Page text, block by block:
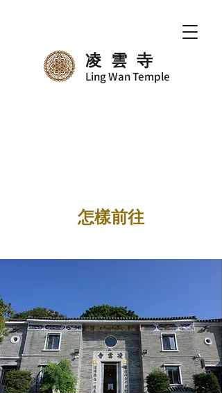
凌雲寺
Ling Wan Temple
怎樣前往